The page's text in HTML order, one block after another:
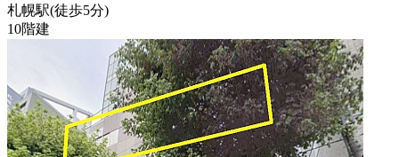
札幌駅(徒歩5分)
10階建